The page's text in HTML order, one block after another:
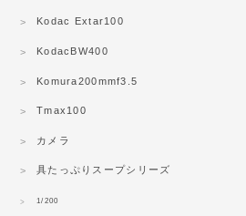
Kodac Extar100
KodacBW400
Komura200mmf3.5
Tmax100
カメラ
具たっぷりスープシリーズ
1/200